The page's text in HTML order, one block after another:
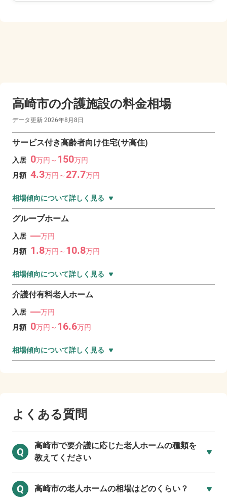
高崎市の介護施設の料金相場
データ更新 2026年8月8日
サービス付き高齢者向け住宅(サ高住)
入居 0万円～ 150万円
月額 4.3万円～27.7万円
相場傾向について詳しく見る
グループホーム
入居 ―万円
月額 1.8万円～ 10.8万円
相場傾向について詳しく見る
介護付有料老人ホーム
入居 ―万円
月額 0万円～ 16.6万円
相場傾向について詳しく見る
よくある質問
Q
高崎市で要介護に応じた老人ホームの種類を
教えてください
Q 高崎市の老人ホームの相場はどのくらい？